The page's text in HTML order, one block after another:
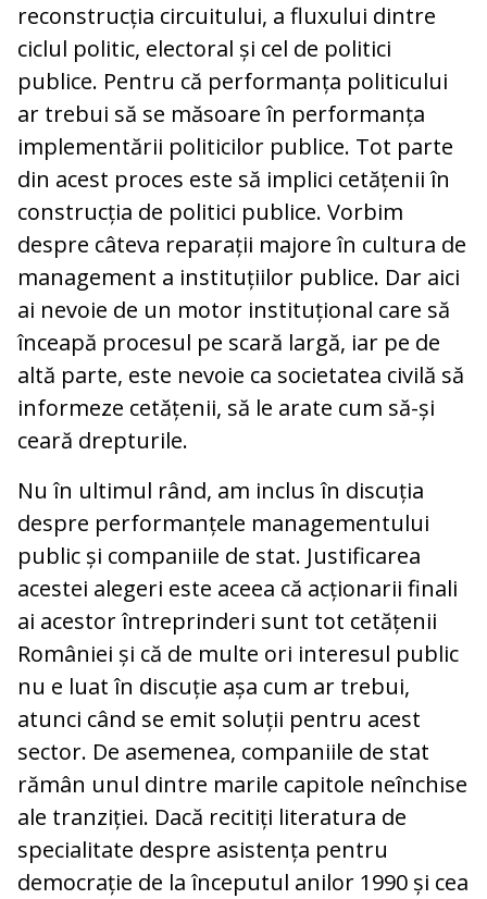
reconstrucția circuitului, a fluxului dintre
ciclul politic, electoral și cel de politici
publice. Pentru că performanța politicului
ar trebui să se măsoare în performanța
implementării politicilor publice. Tot parte
din acest proces este să implici cetățenii în
construcția de politici publice. Vorbim
despre câteva reparații majore în cultura de
management a instituțiilor publice. Dar aici
ai nevoie de un motor instituțional care să
înceapă procesul pe scară largă, iar pe de
altă parte, este nevoie ca societatea civilă să
informeze cetățenii, să le arate cum să-și
ceară drepturile.
Nu în ultimul rând, am inclus în discuția
despre performanțele managementului
public și companiile de stat. Justificarea
acestei alegeri este aceea că acționarii finali
ai acestor întreprinderi sunt tot cetățenii
României și că de multe ori interesul public
nu e luat în discuție așa cum ar trebui,
atunci când se emit soluții pentru acest
sector. De asemenea, companiile de stat
rămân unul dintre marile capitole neînchise
ale tranziției. Dacă recitiți literatura de
specialitate despre asistența pentru
democrație de la începutul anilor 1990 și cea